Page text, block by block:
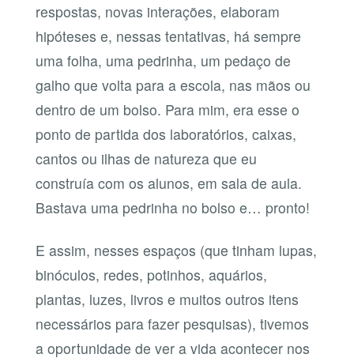
respostas, novas interações, elaboram
hipóteses e, nessas tentativas, há sempre
uma folha, uma pedrinha, um pedaço de
galho que volta para a escola, nas mãos ou
dentro de um bolso. Para mim, era esse o
ponto de partida dos laboratórios, caixas,
cantos ou ilhas de natureza que eu
construía com os alunos, em sala de aula.
Bastava uma pedrinha no bolso e… pronto!
E assim, nesses espaços (que tinham lupas,
binóculos, redes, potinhos, aquários,
plantas, luzes, livros e muitos outros itens
necessários para fazer pesquisas), tivemos
a oportunidade de ver a vida acontecer nos